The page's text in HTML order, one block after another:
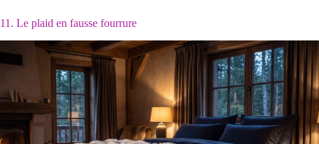
11. Le plaid en fausse fourrure